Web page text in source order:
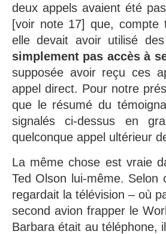
deux appels avaient été
[voir note 17] que, compte
elle devait avoir utilisé
simplement pas accès à
supposée avoir reçu ces
appel direct. Pour notre
que le résumé du
signalés ci-dessus en
quelconque appel ultérieur
La même chose est vraie
Ted Olson lui-même. Selon
regardait la télévision – où
second avion frapper le
Barbara était au téléphone,